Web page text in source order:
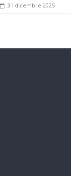
31 dicembre 2025